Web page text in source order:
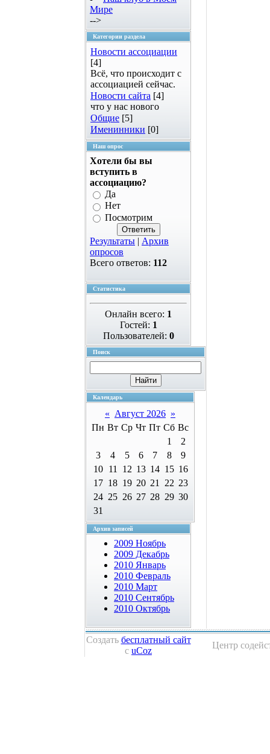
Мире
-->
Категории раздела
Новости ассоциации
[4]
Всё, что происходит с
ассоциацией сейчас.
Новости сайта [4]
что у нас нового
Общие [5]
Именинники [0]
Наш опрос
Хотели бы вы
вступить в
ассоциацию?
Да
Нет
Посмотрим
Результаты | Архив
опросов
Всего ответов: 112
Статистика
Онлайн всего: 1
Гостей: 1
Пользователей: 0
Поиск
Календарь
« Август 2026 »
Пн Вт Ср Чт Пт Сб Вс
1
2
3
4 5 6 7 8
9
10
11 12 13 14 15 16
17 18 19 20 21 22 23
24 25 26 27 28 29 30
31
Архив записей
2009 Ноябрь
2009 Декабрь
2010 Январь
2010 Февраль
2010 Март
2010 Сентябрь
2010 Октябрь
Создать бесплатный сайт
с uCoz
Центр